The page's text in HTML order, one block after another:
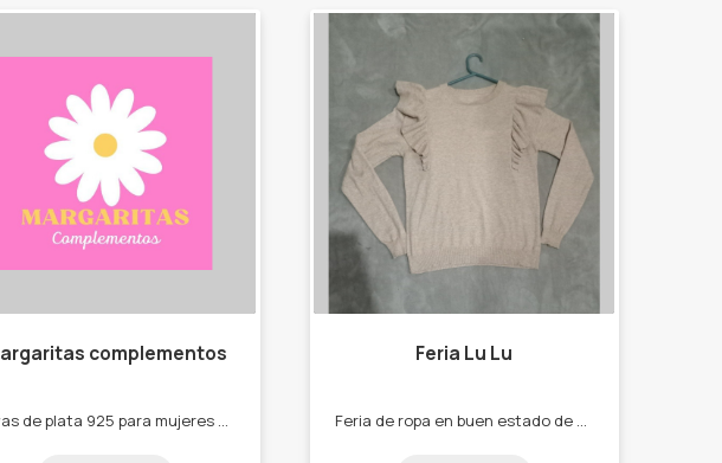
complementos
Joyas de plata 925 para mujeres que amen los accesorios. -Aros - Pulseras - Anillos - Dijes - Cadenas - Conjuntos
Feria Lu Lu
Feria de ropa en buen estado de mujer y hombre -Remeras -Buso -Pantalones -Calzas Indumentaria de temporada